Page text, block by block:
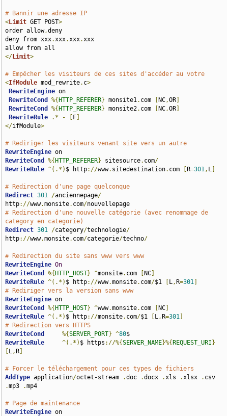
# Bannir une adresse IP
< Limit GET POST>
order allow,deny
deny from xxx.xxx.xxx.xxx
</ Limit>
# Empêcher les visiteurs de ces sites d'accéder au votre
<IfModule mod_rewrite. c>
RewriteEngine on
RewriteCond
%{ HTTP_REFERER} monsite1. com NC,OR
RewriteCond
%{ HTTP_REFERER} monsite2. com NC,OR
RewriteRule
.* - F
</ifModule>
# Rediriger les visiteurs venant site vers un autre
RewriteEngine
RewriteCond
%{ HTTP_REFERER} sitesource. com/
RewriteRule ^(.*) $ http://www. sitedestination. com R=301, L
# Redirection d'une page quelconque
Redirect 301 /anciennepage/
http://www.monsite. com/
# Redirection d'une nouvelle catégorie (avec renommage de
category en categorie)
Redirect 301 /category/technologie/
http://www.monsite. com/categorie/techno/
# Redirection du site sans www vers www
RewriteEngine On
RewriteCond
%{ HTTP_HOST} ^monsite. com NC
RewriteRule ^(.*) $ http://www.monsite. com/$1 L, R=301
# Rediriger vers la version sans www
RewriteEngine
RewriteCond
%{ HTTP_HOST} ^www.monsite. com NC
RewriteRule ^(.*) $ http://monsite. com/$1 L, R=301
# Redirection vers HTTPS
RewriteCond
%{SERVER_PORT} ^80
RewriteRule
^(.*) $ https ://%{SERVER_NAME}%{ REQUEST_URI }
L, R
# Forcer le téléchargement pour ces types de fichiers
AddType application/octet-stream .doc .docx .xls .xlsx .
.mp3 .mp4
# Page de maintenance
RewriteEngine